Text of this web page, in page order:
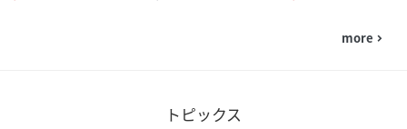
more navigate_next
トピックス